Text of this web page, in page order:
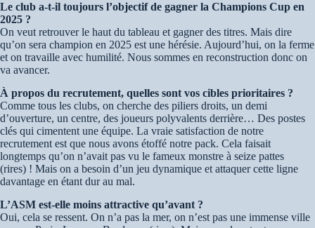
Le club a-t-il toujours l’objectif de gagner la Champions Cup en
2025 ?
On veut retrouver le haut du tableau et gagner des titres. Mais dire
qu’on sera champion en 2025 est une hérésie. Aujourd’hui, on la ferme
et on travaille avec humilité. Nous sommes en reconstruction donc on
va avancer.
À propos du recrutement, quelles sont vos cibles prioritaires ?
Comme tous les clubs, on cherche des piliers droits, un demi
d’ouverture, un centre, des joueurs polyvalents derrière… Des postes
clés qui cimentent une équipe. La vraie satisfaction de notre
recrutement est que nous avons étoffé notre pack. Cela faisait
longtemps qu’on n’avait pas vu le fameux monstre à seize pattes
(rires) ! Mais on a besoin d’un jeu dynamique et attaquer cette ligne
davantage en étant dur au mal.
L’ASM est-elle moins attractive qu’avant ?
Oui, cela se ressent. On n’a pas la mer, on n’est pas une immense ville